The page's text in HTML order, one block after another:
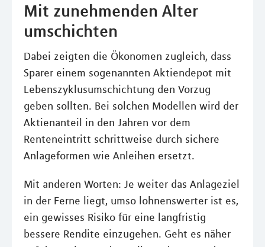
Mit zunehmenden Alter
umschichten
Dabei zeigten die Ökonomen zugleich, dass
Sparer einem sogenannten Aktiendepot mit
Lebenszyklusumschichtung den Vorzug
geben sollten. Bei solchen Modellen wird der
Aktienanteil in den Jahren vor dem
Renteneintritt schrittweise durch sichere
Anlageformen wie Anleihen ersetzt.
Mit anderen Worten: Je weiter das Anlageziel
in der Ferne liegt, umso lohnenswerter ist es,
ein gewisses Risiko für eine langfristig
bessere Rendite einzugehen. Geht es näher